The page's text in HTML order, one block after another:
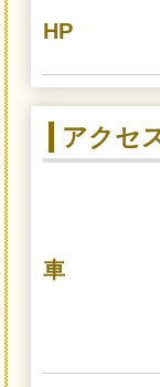
HP
アクセ
車